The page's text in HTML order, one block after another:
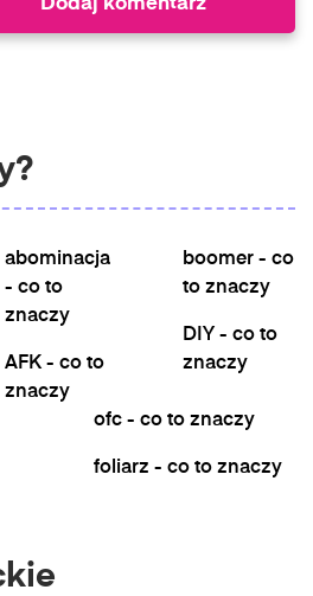
abominacja
- co to
znaczy
AFK - co to
znaczy
boomer - co
to znaczy
DIY - co to
znaczy
ofc - co to znaczy
foliarz - co to znaczy